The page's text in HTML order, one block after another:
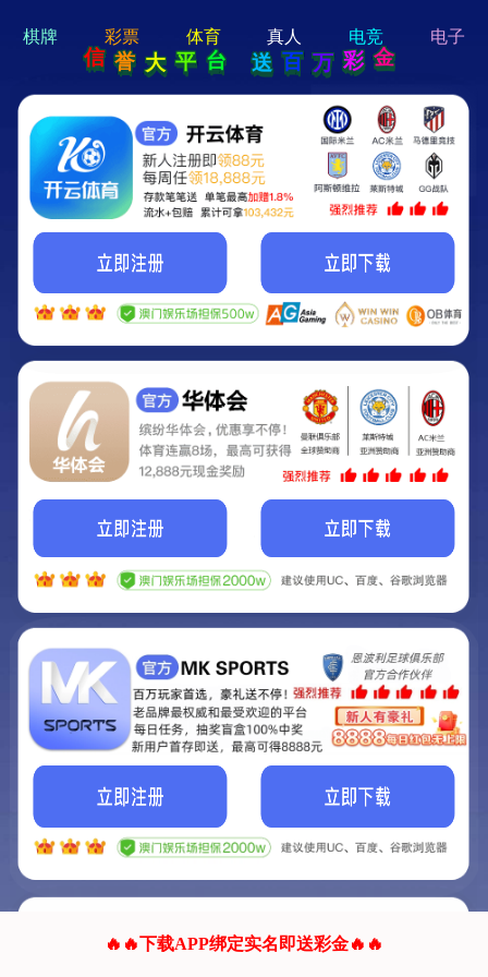
hi 💗
Hey Guys!
我们即将上线啦...
我们的网站正在建设.
它将是非常棒的网站.
联系我们!